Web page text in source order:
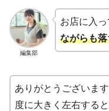
編集部
お店に入っ
ながらも
ありがとうございま
度に大きく左右する